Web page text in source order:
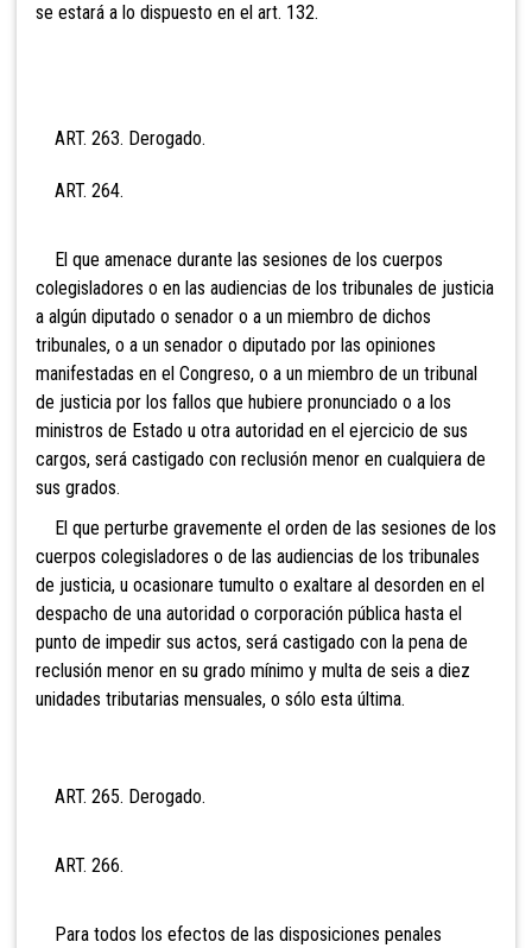
se estará a lo dispuesto en el art. 132.
ART. 263. Derogado.
ART. 264.
El que amenace durante las sesiones de los cuerpos
colegisladores o en las audiencias de los tribunales de justicia
a algún diputado o senador o a un miembro de dichos
tribunales, o a un senador o diputado por las opiniones
manifestadas en el Congreso, o a un miembro de un tribunal
de justicia por los fallos que hubiere pronunciado o a los
ministros de Estado u otra autoridad en el ejercicio de sus
cargos, será castigado con reclusión menor en cualquiera de
sus grados.
El que perturbe gravemente el orden de las sesiones de los
cuerpos colegisladores o de las audiencias de los tribunales
de justicia, u ocasionare tumulto o exaltare al desorden en el
despacho de una autoridad o corporación pública hasta el
punto de impedir sus actos, será castigado con la pena de
reclusión menor en su grado mínimo y multa de seis a diez
unidades tributarias mensuales, o sólo esta última.
ART. 265. Derogado.
ART. 266.
Para todos los efectos de las disposiciones penales